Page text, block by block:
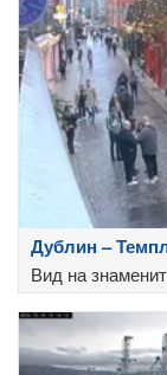
Дублин –
Вид на